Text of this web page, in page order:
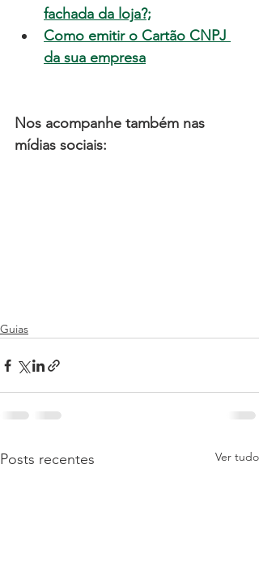
fachada da loja?;
Como emitir o Cartão CNPJ
da sua empresa
Nos acompanhe também nas
mídias sociais:
Guias
Posts recentes Ver tudo